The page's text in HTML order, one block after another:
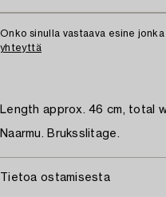
Onko sinulla vastaava esine
yhteyttä
Length approx. 46 cm, total
Naarmu. Bruksslitage.
Tietoa ostamisesta